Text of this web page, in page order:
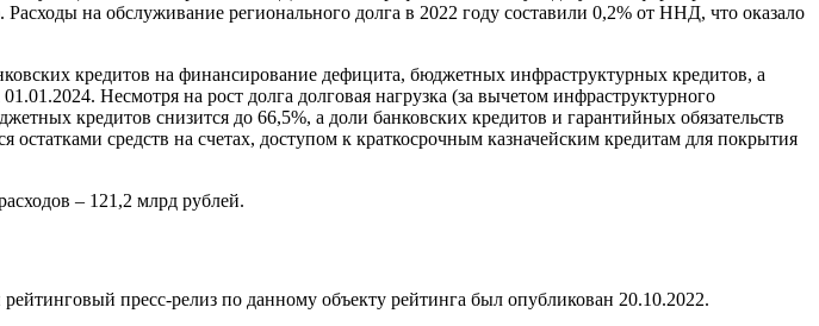
на обслуживание регионального долга в 2022 году составили 0,2% от ННД, что оказало
кредитов на финансирование дефицита, бюджетных инфраструктурных кредитов, а
Несмотря на рост долга долговая нагрузка (за вычетом инфраструктурного
кредитов снизится до 66,5%, а доли банковских кредитов и гарантийных обязательств
средств на счетах, доступом к краткосрочным казначейским кредитам для покрытия
– 121,2 млрд рублей.
пресс-релиз по данному объекту рейтинга был опубликован 20.10.2022.